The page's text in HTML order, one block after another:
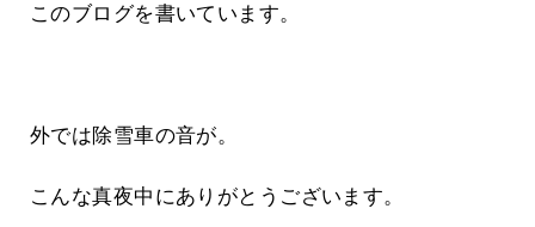
このブログを書いています。
外では除雪車の音が。
こんな真夜中にありがとうございます。